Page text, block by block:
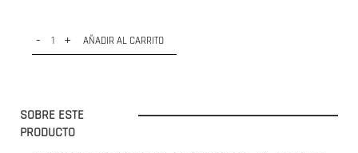
- + AÑADIR AL CARRITO
SOBRE ESTE
PRODUCTO